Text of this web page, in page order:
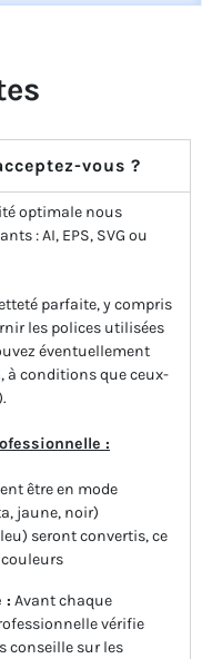
vous ?
optimale nous
: AI, EPS, SVG ou
parfaite, y compris
les polices utilisées
éventuellement
à conditions que ceux-
:
être en mode
jaune, noir)
seront convertis, ce
: Avant chaque
vérifie
conseille sur les